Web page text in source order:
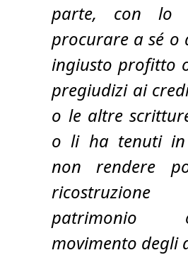
parte, con lo
procurare a sé o
ingiusto profitto
pregiudizi ai
o le altre
o li ha tenuti
non rendere
movimento degli